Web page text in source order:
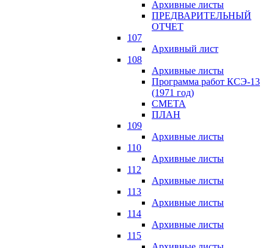
Архивные листы
ПРЕДВАРИТЕЛЬНЫЙ
ОТЧЕТ
107
Архивный лист
108
Архивные листы
Программа работ КСЭ-13
(1971 год)
СМЕTA
ПЛАН
109
Архивные листы
110
Архивные листы
112
Архивные листы
113
Архивные листы
114
Архивные листы
115